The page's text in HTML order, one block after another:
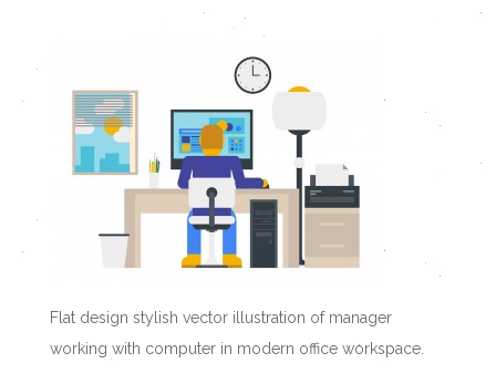
Flat design stylish vector illustration of manager
working with computer in modern office workspace.